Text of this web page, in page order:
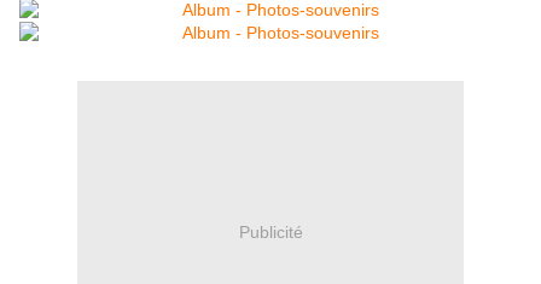
Publicité